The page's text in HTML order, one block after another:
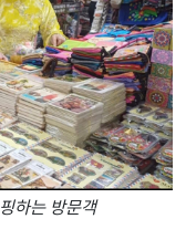
하는 방문객